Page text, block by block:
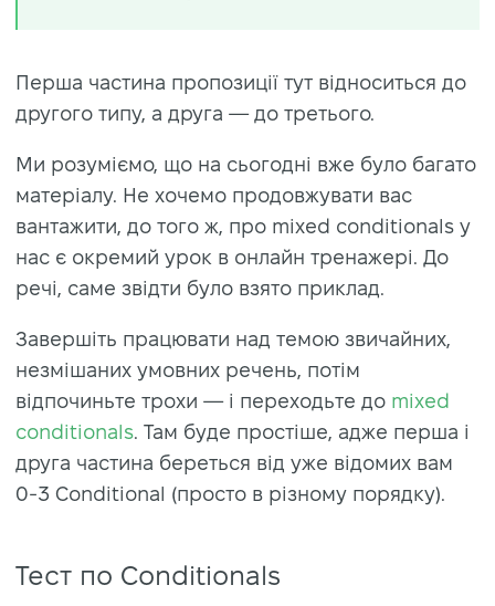
Перша частина пропозиції тут відноситься до
другого типу, а друга — до третього.
Ми розуміємо, що на сьогодні вже було багато
матеріалу. Не хочемо продовжувати вас
вантажити, до того ж, про mixed conditionals у
нас є окремий урок в онлайн тренажері. До
речі, саме звідти було взято приклад.
Завершіть працювати над темою звичайних,
незмішаних умовних речень, потім
відпочиньте трохи — і переходьте до mixed
conditionals . Там буде простіше, адже перша і
друга частина береться від уже відомих вам
0-3 Conditional (просто в різному порядку).
Тест по Conditionals